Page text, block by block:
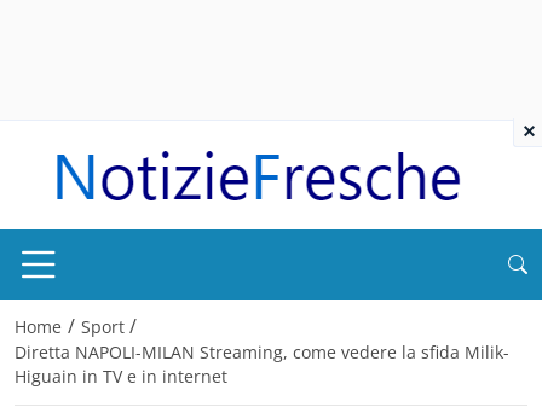
Home / Sport /
Diretta NAPOLI-MILAN Streaming, come vedere la sfida Milik-
Higuain in TV e in internet
×